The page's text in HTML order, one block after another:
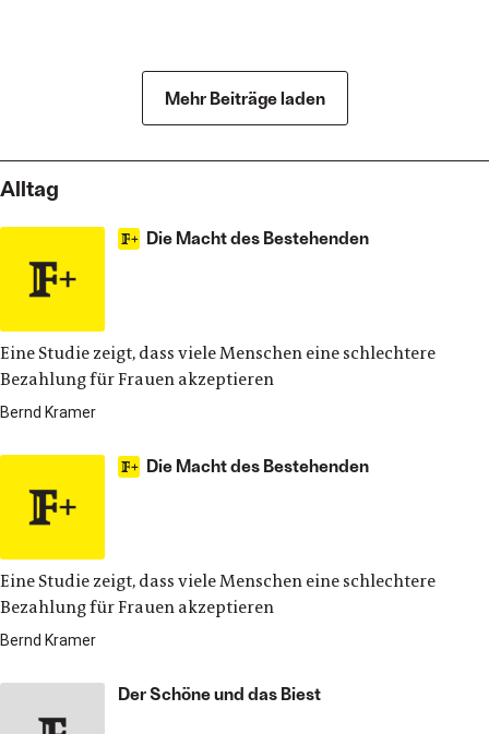
Mehr Beiträge laden
Alltag
Die Macht des Bestehenden
Eine Studie zeigt, dass viele Menschen eine schlechtere
Bezahlung für Frauen akzeptieren
Bernd Kramer
Die Macht des Bestehenden
Eine Studie zeigt, dass viele Menschen eine schlechtere
Bezahlung für Frauen akzeptieren
Bernd Kramer
Der Schöne und das Biest